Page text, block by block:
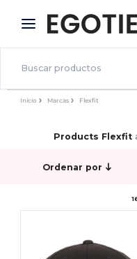
× App de Egotier
¡Mejores precios en
Inicio Marcas Flexfit
Products Flexfit
Ordenar por